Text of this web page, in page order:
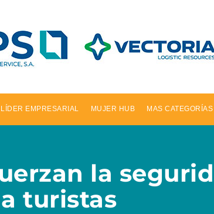
LÍDER EMPRESARIAL MUJER HUB MAS CATEGORÍAS
la
turistas